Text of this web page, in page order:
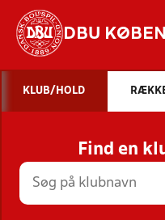
DBU
STILLINGER,
KLUB/HOLD
Find en